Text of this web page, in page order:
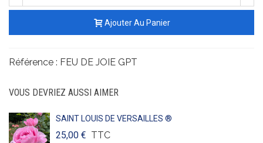
Ajouter Au Panier
Référence : FEU DE JOIE GPT
VOUS DEVRIEZ AUSSI AIMER
SAINT LOUIS DE VERSAILLES ®
25,00 € TTC